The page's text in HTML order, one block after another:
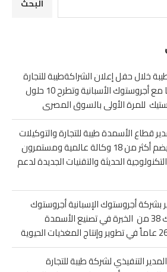
البحث
خلال حفل إعلان الشراكةطيبة للتجارة
والتوكيلات تطلق شراكتها مع أجروستوك الأسبانية وتطرح 10 حلول
للمرة الأولى بالسوق المصرى
قطاع الأسمدة طيبة للتجارة والتوكيلات
قطاع الأسمدة في طيبة يضم أكثر من 18 وكالة عالمية ومستمرون
الحديثة والتقنيات الجديدة لدعم
بشركة أجروستوك الإسبانية أجروستوك
تأسست عام 1949، ونمتلك 38 من الخبرة في تصنيع الأسمدة
التنفيذي لشركة طيبة للتجارة